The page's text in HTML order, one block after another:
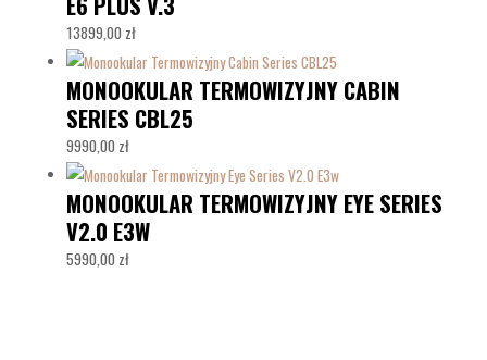
13899,00 zł
MONOOKULAR TERMOWIZYJNY CABIN
SERIES CBL25
9990,00 zł
MONOOKULAR TERMOWIZYJNY EYE SERIES
V2.0 E3W
5990,00 zł